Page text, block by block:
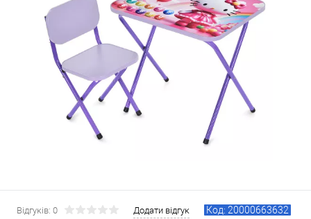
Відгуків: 0 Додати відгук Код: 20000663632